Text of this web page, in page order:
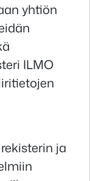
yhtiön
ILMO
ja